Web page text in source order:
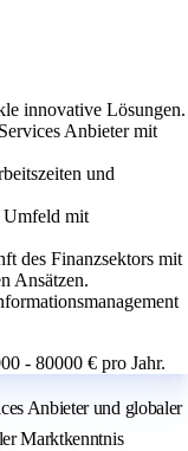
innovative Lösungen.
Anbieter mit
und
Umfeld mit
des Finanzsektors mit
Ansätzen.
- 80000 € pro Jahr.
Anbieter und globaler
Marktkenntnis